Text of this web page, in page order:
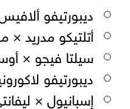
ديبورتيفو
أتلتيكو مدريد ×
سيلتا فيجو ×
ديبورتيفو
إسبانيول ×